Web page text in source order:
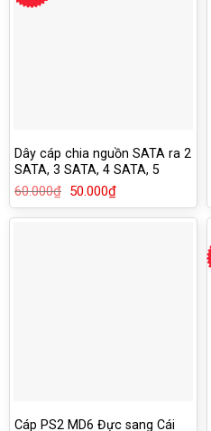
Dây cáp chia nguồn SATA ra 2
SATA, 3 SATA, 4 SATA, 5
SATA 15Pin SSD HDD
60.000₫
Giá
là:
50.000₫Giá
hiện
tại
Cáp PS2 MD6 Đực sang Cái